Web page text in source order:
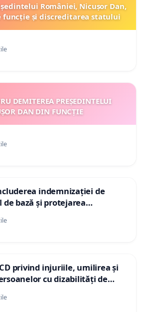
României, Nicușor Dan,
funcție și discreditarea statului
DEMITEREA PREȘEDINTELUI
DAN DIN FUNCȚIE
indemnizației de
bază și protejarea
pentru asistenții
privind injuriile, umilirea și
cu dizabilități de
„Gorici”